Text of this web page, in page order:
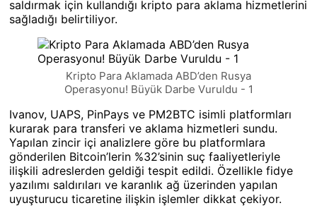
saldırmak için kullandığı kripto para aklama hizmetlerini
sağladığı belirtiliyor.
Kripto Para Aklamada ABD’den Rusya
Operasyonu! Büyük Darbe Vuruldu - 1
Ivanov, UAPS, PinPays ve PM2BTC isimli platformları
kurarak para transferi ve aklama hizmetleri sundu.
Yapılan zincir içi analizlere göre bu platformlara
gönderilen Bitcoin’lerin %32’sinin suç faaliyetleriyle
ilişkili adreslerden geldiği tespit edildi. Özellikle fidye
yazılımı saldırıları ve karanlık ağ üzerinden yapılan
uyuşturucu ticaretine ilişkin işlemler dikkat çekiyor.